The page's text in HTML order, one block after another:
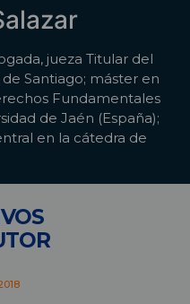
jueza Titular del
Santiago; máster en
Fundamentales
de Jaén (España);
en la cátedra de